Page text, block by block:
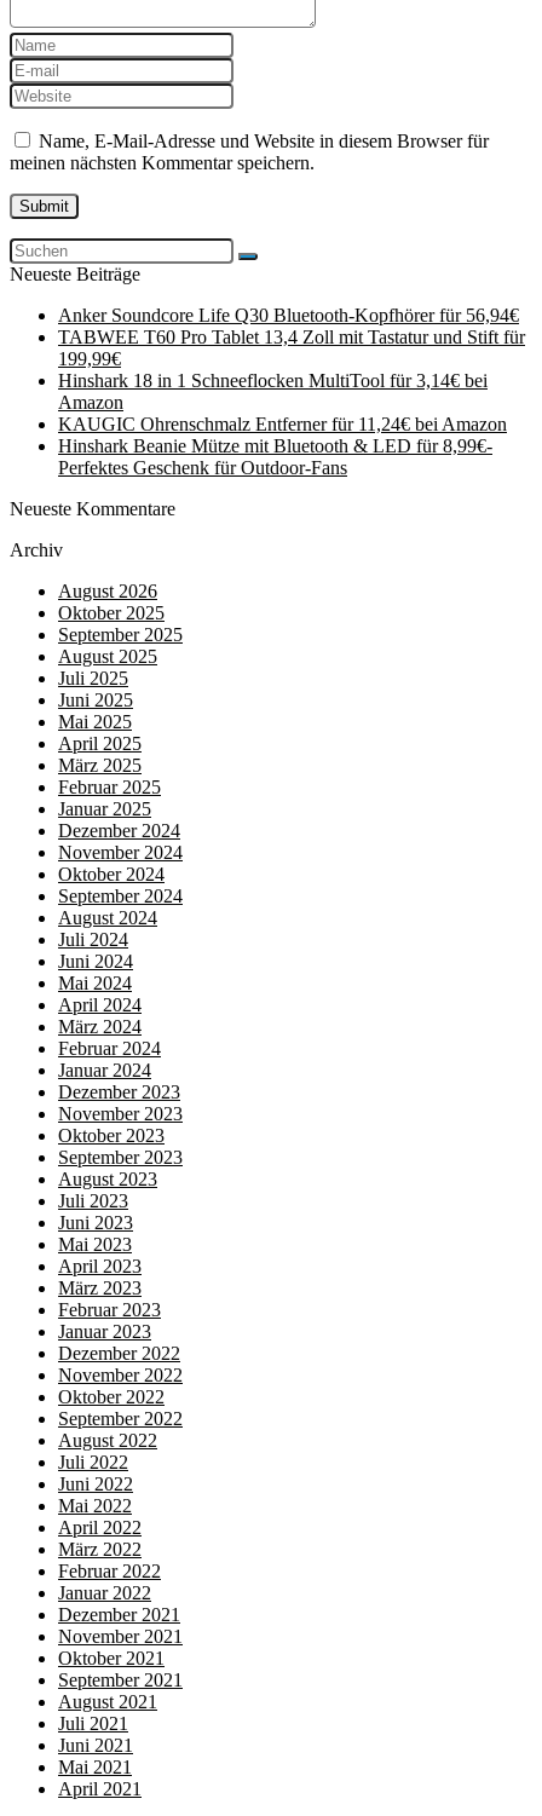
Name, E-Mail-Adresse und Website in diesem Browser für
meinen nächsten Kommentar speichern.
Neueste Beiträge
Anker Soundcore Life Q30 Bluetooth-Kopfhörer für 56,94€
TABWEE T60 Pro Tablet 13,4 Zoll mit Tastatur und Stift für
199,99€
Hinshark 18 in 1 Schneeflocken MultiTool für 3,14€ bei
Amazon
KAUGIC Ohrenschmalz Entferner für 11,24€ bei Amazon
Hinshark Beanie Mütze mit Bluetooth & LED für 8,99€-
Perfektes Geschenk für Outdoor-Fans
Neueste Kommentare
Archiv
August 2026
Oktober 2025
September 2025
August 2025
Juli 2025
Juni 2025
Mai 2025
April 2025
März 2025
Februar 2025
Januar 2025
Dezember 2024
November 2024
Oktober 2024
September 2024
August 2024
Juli 2024
Juni 2024
Mai 2024
April 2024
März 2024
Februar 2024
Januar 2024
Dezember 2023
November 2023
Oktober 2023
September 2023
August 2023
Juli 2023
Juni 2023
Mai 2023
April 2023
März 2023
Februar 2023
Januar 2023
Dezember 2022
November 2022
Oktober 2022
September 2022
August 2022
Juli 2022
Juni 2022
Mai 2022
April 2022
März 2022
Februar 2022
Januar 2022
Dezember 2021
November 2021
Oktober 2021
September 2021
August 2021
Juli 2021
Juni 2021
Mai 2021
April 2021